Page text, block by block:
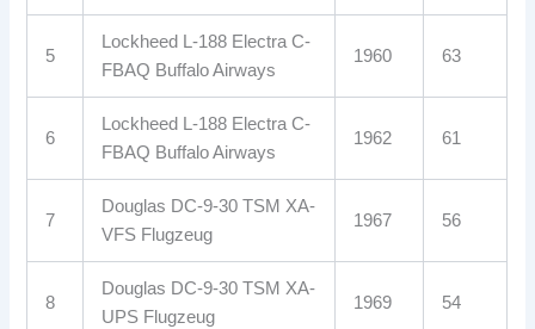
5
Lockheed L-188 Electra C-
FBAQ Buffalo Airways
1960 63
6
Lockheed L-188 Electra C-
FBAQ Buffalo Airways
1962 61
7
Douglas DC-9-30 TSM XA-
VFS Flugzeug
1967 56
8
Douglas DC-9-30 TSM XA-
UPS Flugzeug
1969 54